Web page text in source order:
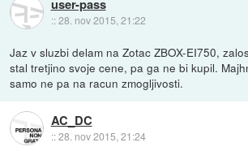
user-pass
::28. nov 2015, 21:22
Jaz v sluzbi delam na Zotac ZBOX-EI750,
stal tretjino svoje cene, pa ga ne bi kupil.
samo ne pa na racun zmogljivosti.
AC_DC
::28. nov 2015, 21:24